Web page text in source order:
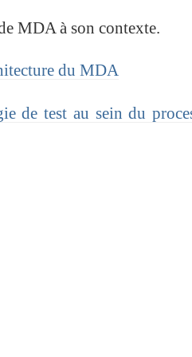
MDA à son contexte.
du MDA
de test au sein du